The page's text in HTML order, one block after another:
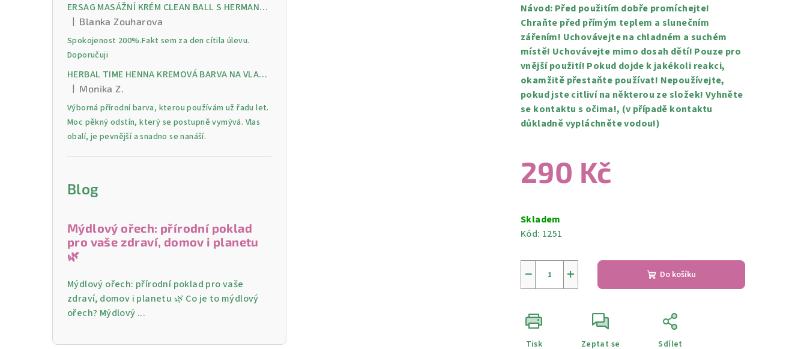
ERSAG MASÁŽNÍ KRÉM CLEAN BALL S HERMANKEM A MENTOLEM pro úlevu od bolesti, otoků a napětí ve svalech
Hodnocení produktu je 5 z 5 hvězdiček.
Blanka Zouharova
Spokojenost 200%.Fakt sem za den cítila úlevu.
Doporučuji
HERBAL TIME HENNA KREMOVÁ BARVA NA VLASY 9 Lilek 75 ml
Hodnocení produktu je 5 z 5 hvězdiček.
Monika Z.
Výborná přírodní barva, kterou používám už řadu let.
Moc pěkný odstín, který se postupně vymývá. Vlas
obalí, je pevnější a snadno se nanáší.
Blog
Mýdlový ořech: přírodní poklad
pro vaše zdraví, domov i planetu
🌿
Mýdlový ořech: přírodní poklad pro vaše
zdraví, domov i planetu 🌿 Co je to mýdlový
ořech? Mýdlový ...
Návod: Před použitím dobře promíchejte!
Chraňte před přímým teplem a slunečním
zářením! Uchovávejte na chladném a suchém
místě! Uchovávejte mimo dosah dětí! Pouze pro
vnější použití! Pokud dojde k jakékoli reakci,
okamžitě přestaňte používat! Nepoužívejte,
pokud jste citliví na některou ze složek! Vyhněte
se kontaktu s očima!, (v případě kontaktu
důkladně vypláchněte vodou!)
290 Kč
cena:
Skladem
Kód: 1251
+
− Do košíku
Tisk Zeptat se Sdílet